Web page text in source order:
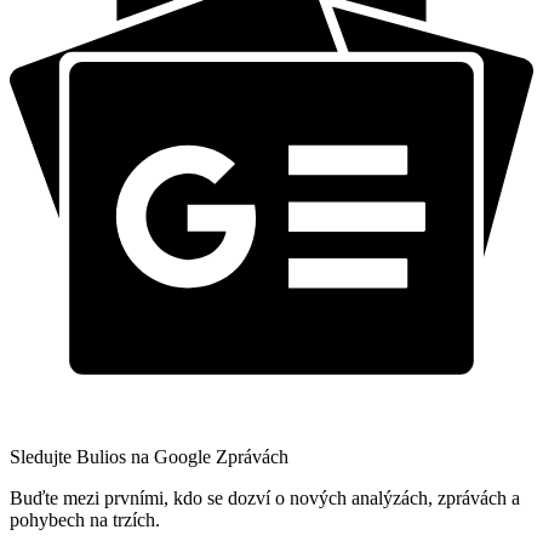
Sledujte Bulios na Google Zprávách
Buďte mezi prvními, kdo se dozví o nových analýzách, zprávách a
pohybech na trzích.